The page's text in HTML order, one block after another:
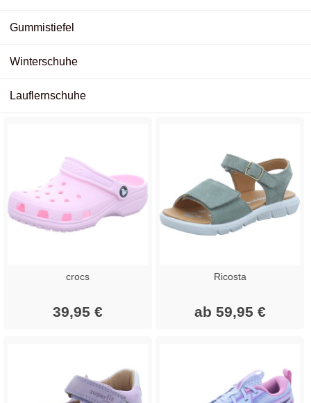
Gummistiefel
Winterschuhe
Lauflernschuhe
crocs
39,95 €
Ricosta
ab 59,95 €